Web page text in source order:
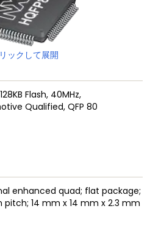
ックして展開
Flash, 40MHz,
Qualified, QFP 80
enhanced quad; flat package;
14 mm x 14 mm x 2.3 mm